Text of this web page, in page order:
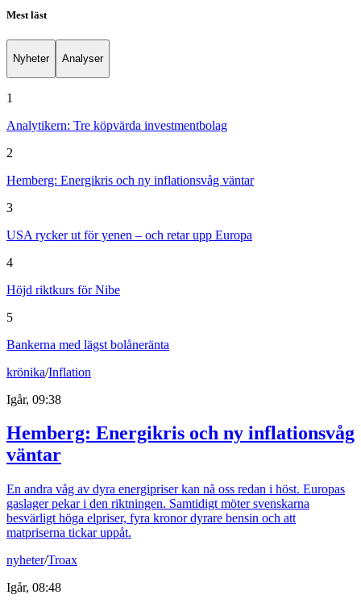
Mest läst
Nyheter Analyser
1
Analytikern: Tre köpvärda investmentbolag
2
Hemberg: Energikris och ny inflationsvåg väntar
3
USA rycker ut för yenen – och retar upp Europa
4
Höjd riktkurs för Nibe
5
Bankerna med lägst bolåneränta
krönika/Inflation
Igår, 09:38
Hemberg: Energikris och ny inflationsvåg
väntar
En andra våg av dyra energipriser kan nå oss redan i höst. Europas
gaslager pekar i den riktningen. Samtidigt möter svenskarna
besvärligt höga elpriser, fyra kronor dyrare bensin och att
matpriserna tickar uppåt.
nyheter/Troax
Igår, 08:48